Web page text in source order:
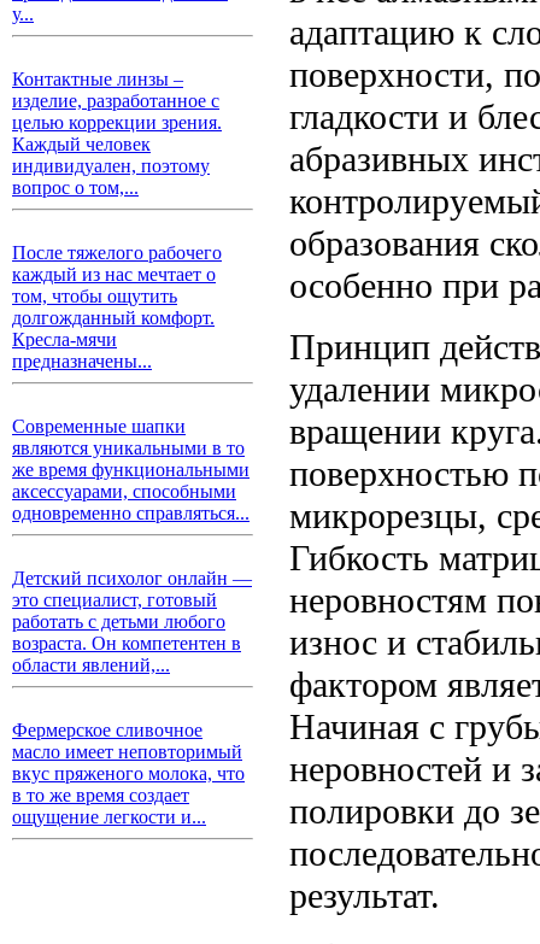
у...
Контактные линзы –
изделие, разработанное с
целью коррекции зрения.
Каждый человек
индивидуален, поэтому
вопрос о том,...
После тяжелого рабочего
каждый из нас мечтает о
том, чтобы ощутить
долгожданный комфорт.
Кресла-мячи
предназначены...
Современные шапки
являются уникальными в то
же время функциональными
аксессуарами, способными
одновременно справляться...
Детский психолог онлайн —
это специалист, готовый
работать с детьми любого
возраста. Он компетентен в
области явлений,...
Фермерское сливочное
масло имеет неповторимый
вкус пряженого молока, что
в то же время создает
ощущение легкости и...
адаптацию к
поверхности,
гладкости и
абразивных
образования
особенно при
Принцип
удалении
вращении
поверхностью
микрорезцы,
Гибкость
неровностям
износ и
фактором
Начиная с
неровностей и
полировки до
результат.